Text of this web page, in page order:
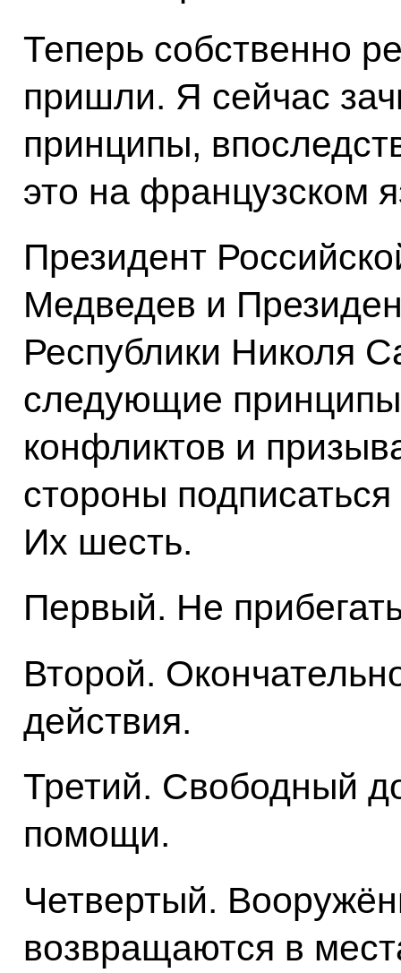
Теперь собственно
пришли. Я сейчас
принципы,
это на французском
Президент
Медведев и
Республики Николя
следующие принципы
конфликтов и
стороны
Их шесть.
Первый. Не
Второй.
действия.
Третий. Свободный
помощи.
Четвертый.
возвращаются в